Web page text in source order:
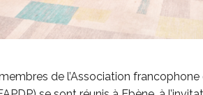
de l’Association